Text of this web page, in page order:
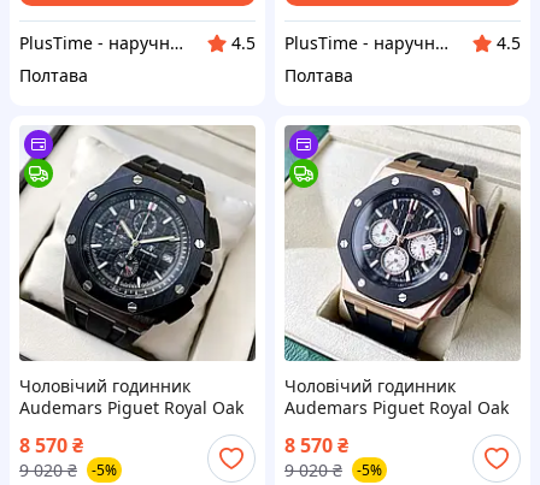
PlusTime - наручні годинники
4.5
Полтава
PlusTime - наручні годинники
4.5
Полтава
Чоловічий годинник
Audemars Piguet Royal Oak
Chronograph all black AAA
кварцовий хронограф на
каучуковому браслеті
8 570₴
9 020 ₴ -5%
Чоловічий годинник
Audemars Piguet Royal Oak
кварцовий хронограф на
каучуковому браслеті
8 570₴
9 020 ₴ -5%